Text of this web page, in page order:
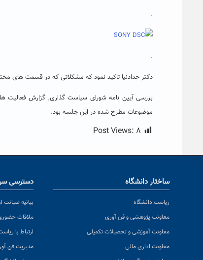
.
.
دکتر حدادنیا تاکید نمود که مشکلاتی که در قسمت های
بررسی آیین نامه شورای سیاست گذاری, گزارش فعالیت
موضوعات مطرح شده در این جلسه بود.
Post Views: ۸
ساختار دانشگاه
ریاست دانشگاه
معاونت پژوهشی و فن آوری
معاونت آموزشی و تحصیلات تکمیلی
معاونت اداری مالی
دسترسی
بیانیه صیانت
ملاقات
ارتباط با
مدیریت فن